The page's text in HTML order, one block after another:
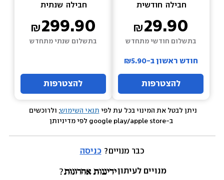
חבילה חודשית
29.90
בתשלום חודשי מתחדש
חודש ראשון ב-₪5.90
להצטרפות
חבילה שנתית
299.90
בתשלום שנתי מתחדש
להצטרפות
ניתן לבטל את המינוי בכל עת לפי תנאי השימוש; ולרוכשים
כבר מנויים? כניסה
מנויים לעיתון